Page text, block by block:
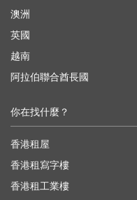
澳洲
英國
越南
阿拉伯聯合酋長國
你在找什麼？
香港租屋
香港租寫字樓
香港租工業樓